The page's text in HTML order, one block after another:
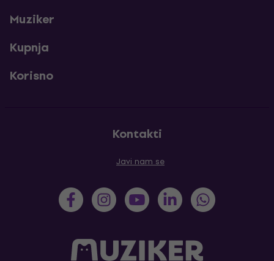
Muziker
Kupnja
Korisno
Kontakti
Javi nam se